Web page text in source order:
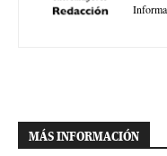
MÁS INFORMACIÓN